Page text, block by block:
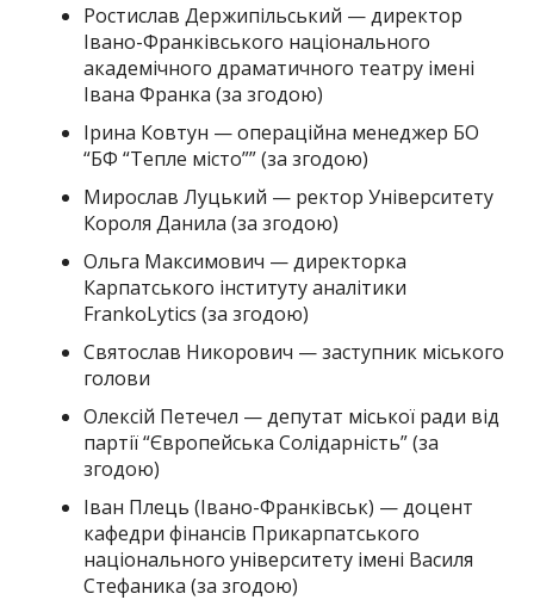
Ростислав Держипільський — директор
Івано-Франківського національного
академічного драматичного театру імені
Івана Франка (за згодою)
Ірина Ковтун — операційна менеджер БО
“БФ “Тепле місто”” (за згодою)
Мирослав Луцький — ректор Університету
Короля Данила (за згодою)
Ольга Максимович — директорка
Карпатського інституту аналітики
FrankoLytics (за згодою)
Святослав Никорович — заступник міського
голови
Олексій Петечел — депутат міської ради від
партії “Європейська Солідарність” (за
згодою)
Іван Плець (Івано-Франківськ) — доцент
кафедри фінансів Прикарпатського
національного університету імені Василя
Стефаника (за згодою)